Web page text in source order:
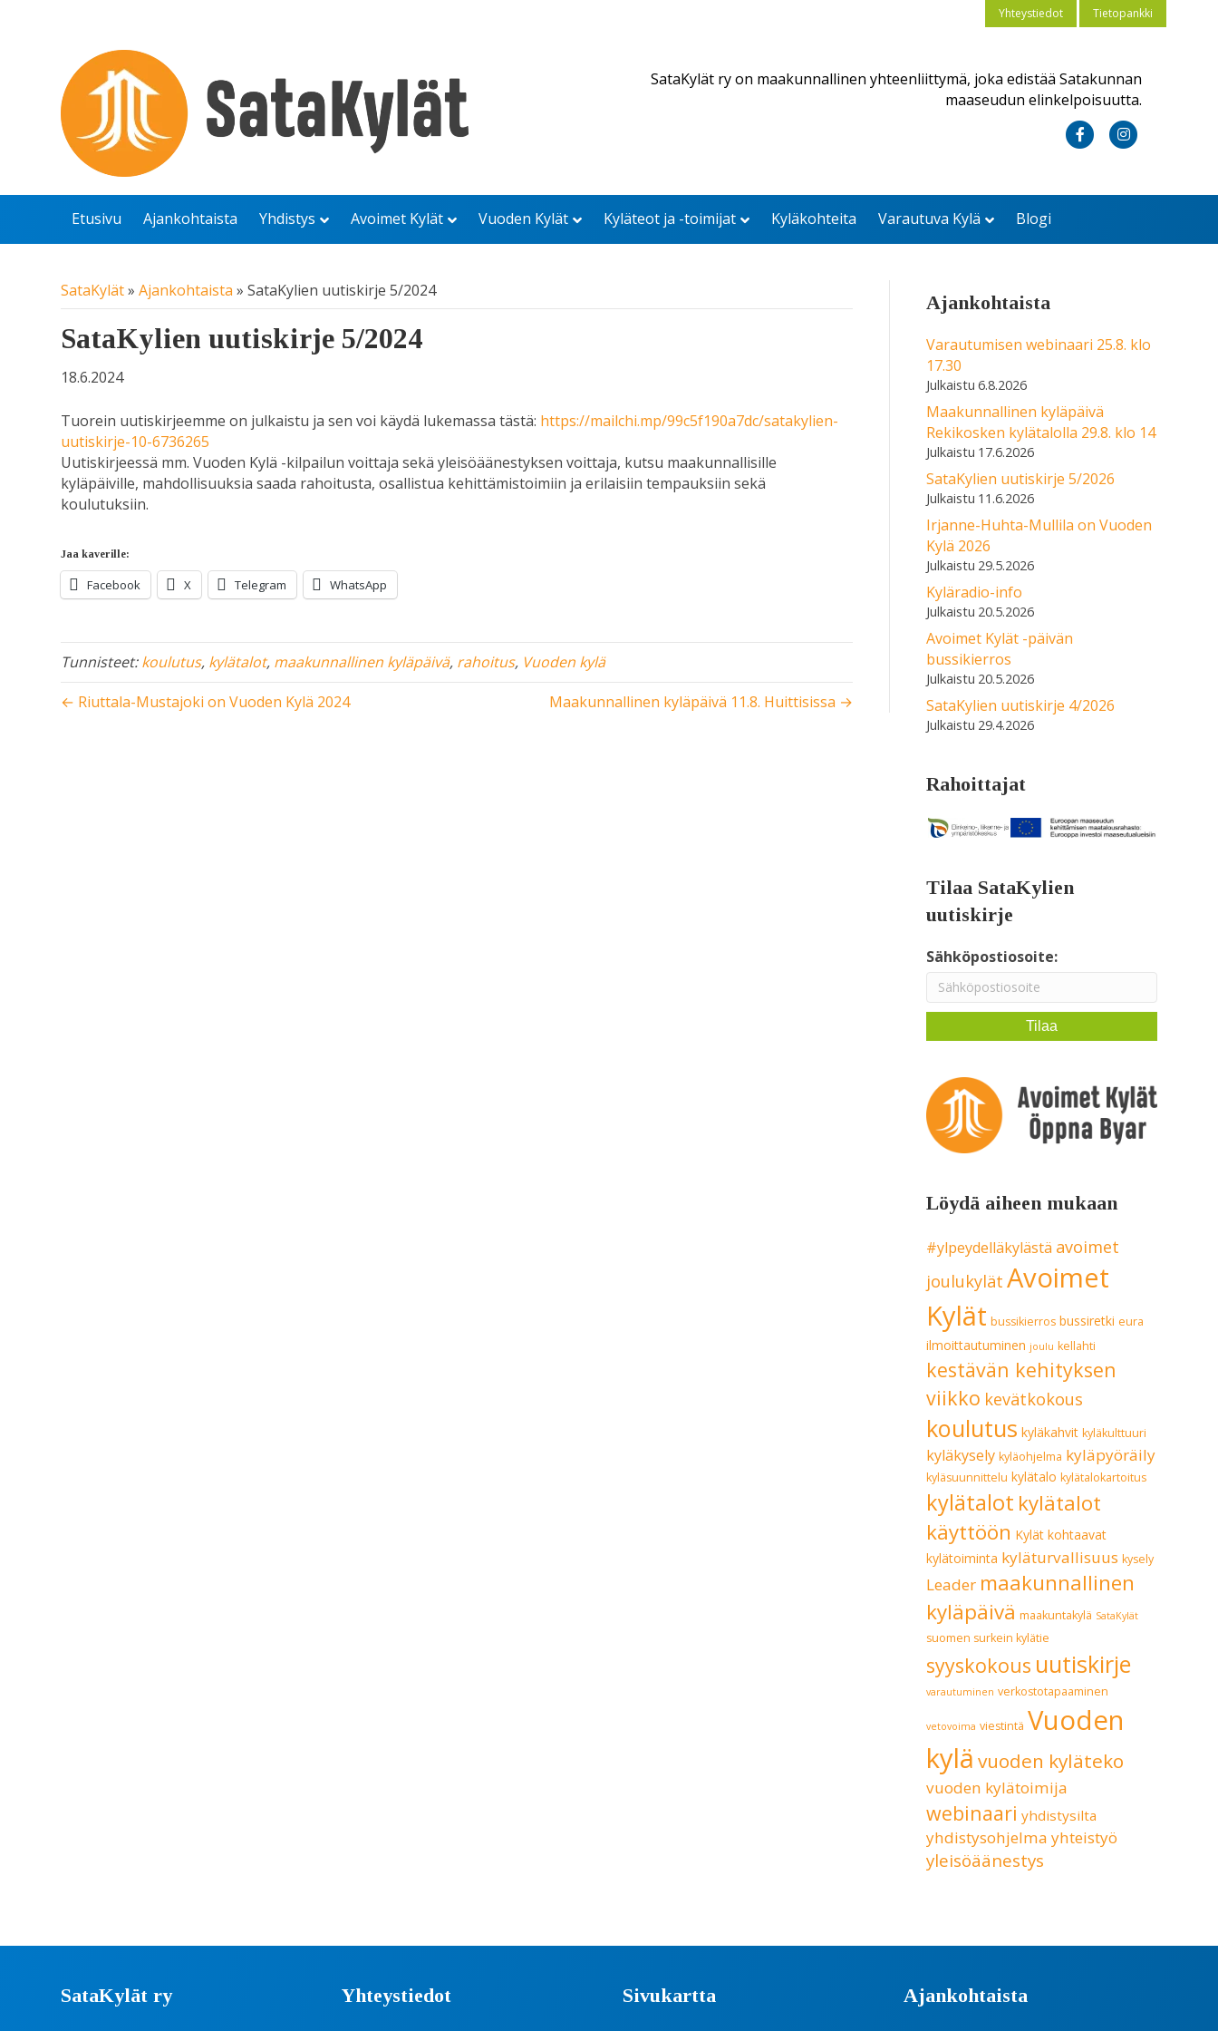
Yhteystiedot Tietopankki
SataKylät ry on maakunnallinen yhteenliittymä, joka edistää Satakunnan
maaseudun elinkelpoisuutta.
c
b
k
s
a
Etusivu Ajankohtaista Yhdistys Avoimet Kylät Vuoden Kylät Kyläteot ja -toimijat Kyläkohteita Varautuva Kylä Blogi
SataKylät»Ajankohtaista »SataKylien uutiskirje 5/2024
SataKylien uutiskirje 5/2024
18.6.2024
Tuorein uutiskirjeemme on julkaistu ja sen voi käydä lukemassa tästä: https://mailchi.mp/99c5f190a7dc/satakylien-
uutiskirje-10-6736265
Uutiskirjeessä mm. Vuoden Kylä -kilpailun voittaja sekä yleisöäänestyksen voittaja, kutsu maakunnallisille
kyläpäiville, mahdollisuuksia saada rahoitusta, osallistua kehittämistoimiin ja erilaisiin tempauksiin sekä
koulutuksiin.
Jaa kaverille:
Facebook X Telegram WhatsApp
Tunnisteet:koulutus, kylätalot, maakunnallinen kyläpäivä, rahoitus, Vuoden kylä
← Riuttala-Mustajoki on Vuoden Kylä 2024
Maakunnallinen kyläpäivä 11.8. Huittisissa →
Ajankohtaista
Varautumisen webinaari 25.8. klo
17.30
6.8.2026
Maakunnallinen kyläpäivä
Rekikosken kylätalolla 29.8. klo 14
17.6.2026
SataKylien uutiskirje 5/2026
11.6.2026
Irjanne-Huhta-Mullila on Vuoden
Kylä 2026
29.5.2026
Kyläradio-info
20.5.2026
Avoimet Kylät -päivän
bussikierros
20.5.2026
SataKylien uutiskirje 4/2026
29.4.2026
Rahoittajat
Tilaa SataKylien
uutiskirje
Sähköpostiosoite:
Löydä aiheen mukaan
#ylpeydelläkylästä avoimet
joulukylät Avoimet
Kylät bussikierros bussiretki eura
ilmoittautuminen joulu kellahti
kestävän kehityksen
viikko kevätkokous
koulutus kyläkahvit kyläkulttuuri
kyläkysely kyläohjelma kyläpyöräily
kyläsuunnittelu kylätalo kylätalokartoitus
kylätalot kylätalot
käyttöön Kylät kohtaavat
kylätoiminta kyläturvallisuus kysely
Leader maakunnallinen
kyläpäivä maakuntakylä SataKylät
suomen surkein kylätie
syyskokous uutiskirje
varautuminen verkostotapaaminen
vetovoima viestintä Vuoden
kylä vuoden kyläteko
vuoden kylätoimija
webinaari yhdistysilta
yhdistysohjelma yhteistyö
yleisöäänestys
SataKylät ry Yhteystiedot Sivukartta Ajankohtaista